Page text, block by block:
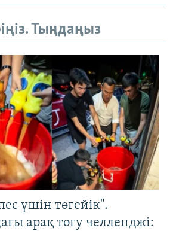
Тыңдаңыз
үшін төгейік".
арақ төгу челленджі: